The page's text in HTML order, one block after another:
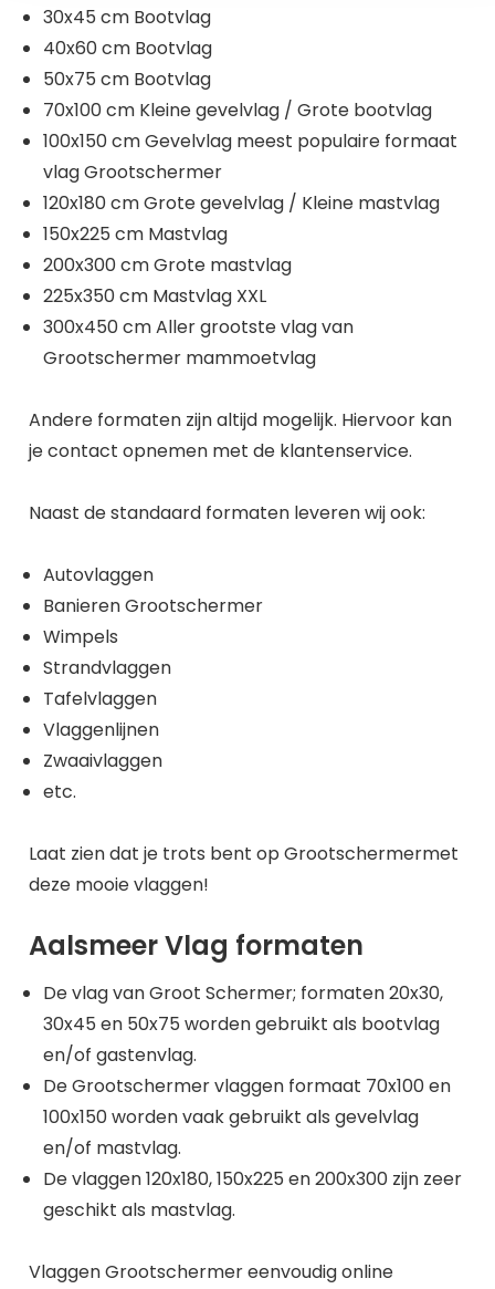
30x45 cm Bootvlag
40x60 cm Bootvlag
50x75 cm Bootvlag
70x100 cm Kleine gevelvlag / Grote bootvlag
100x150 cm Gevelvlag meest populaire formaat
vlag Grootschermer
120x180 cm Grote gevelvlag / Kleine mastvlag
150x225 cm Mastvlag
200x300 cm Grote mastvlag
225x350 cm Mastvlag XXL
300x450 cm Aller grootste vlag van
Grootschermer mammoetvlag
Andere formaten zijn altijd mogelijk. Hiervoor kan
je contact opnemen met de klantenservice.
Naast de standaard formaten leveren wij ook:
Autovlaggen
Banieren Grootschermer
Wimpels
Strandvlaggen
Tafelvlaggen
Vlaggenlijnen
Zwaaivlaggen
etc.
Laat zien dat je trots bent op Grootschermermet
deze mooie vlaggen!
Aalsmeer Vlag formaten
De vlag van Groot Schermer; formaten 20x30,
30x45 en 50x75 worden gebruikt als bootvlag
en/of gastenvlag.
De Grootschermer vlaggen formaat 70x100 en
100x150 worden vaak gebruikt als gevelvlag
en/of mastvlag.
De vlaggen 120x180, 150x225 en 200x300 zijn zeer
geschikt als mastvlag.
Vlaggen Grootschermer eenvoudig online